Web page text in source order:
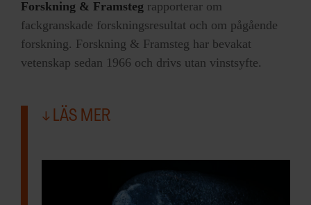
Forskning & Framsteg rapporterar om
fackgranskade forskningsresultat och om pågående
forskning. Forskning & Framsteg har bevakat
vetenskap sedan 1966 och drivs utan vinstsyfte.
LÄS MER